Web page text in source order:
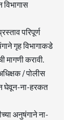
विभागास
परिपूर्ण
गृह विभागाकडे
मागणी करावी.
/ पोलीस
घेवून-ना-हरकत
अनुषंगाने ना-